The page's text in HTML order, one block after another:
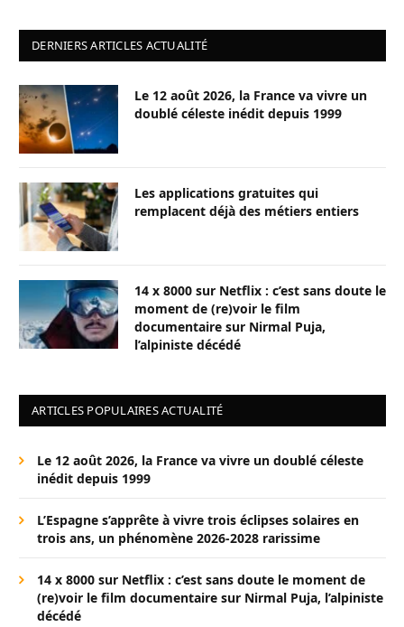
DERNIERS ARTICLES ACTUALITÉ
Le 12 août 2026, la France va vivre un
doublé céleste inédit depuis 1999
Les applications gratuites qui
remplacent déjà des métiers entiers
14 x 8000 sur Netflix : c’est sans doute le
moment de (re)voir le film
documentaire sur Nirmal Puja,
l’alpiniste décédé
ARTICLES POPULAIRES ACTUALITÉ
Le 12 août 2026, la France va vivre un doublé céleste
inédit depuis 1999
L’Espagne s’apprête à vivre trois éclipses solaires en
trois ans, un phénomène 2026-2028 rarissime
14 x 8000 sur Netflix : c’est sans doute le moment de
(re)voir le film documentaire sur Nirmal Puja, l’alpiniste
décédé